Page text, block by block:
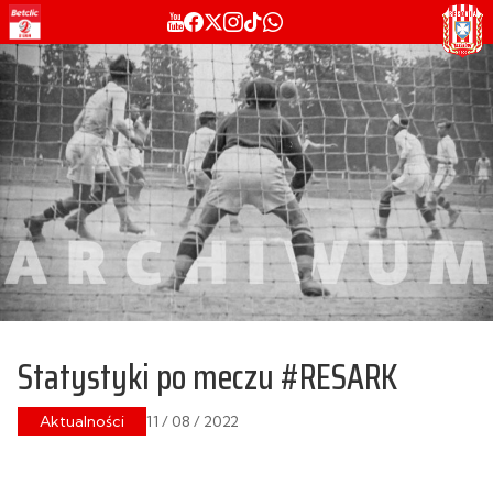
Statystyki po meczu #RESARK
Aktualności 11 / 08 / 2022